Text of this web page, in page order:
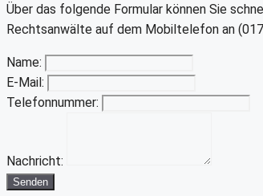
Über das folgende Formular können Sie
Rechtsanwälte auf dem Mobiltelefon an
Name:
E-Mail:
Telefonnummer:
Nachricht:
Senden